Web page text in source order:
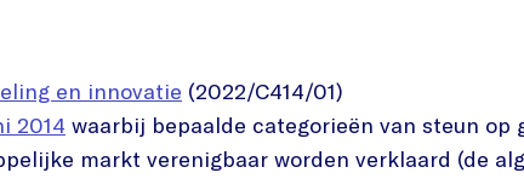
en innovatie (2022/C414/01)
2014 waarbij bepaalde categorieën van steun op
markt verenigbaar worden verklaard (de